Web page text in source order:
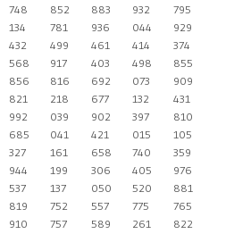
748 852 883 932
795
134 781 936 044
929
432 499 461 414
374
568 917 403 498
855
856 816 692 073
909
821 218 677 132
431
992 039 902 397
810
685 041 421 015
105
327 161 658 740
359
944 199 306 405
976
537 137 050 520
881
819 752 557 775
765
910 757 589 261
822